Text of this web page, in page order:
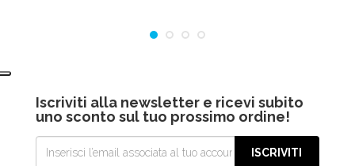
Iscriviti alla newsletter e ricevi subito
uno sconto sul tuo prossimo ordine!
ISCRIVITI